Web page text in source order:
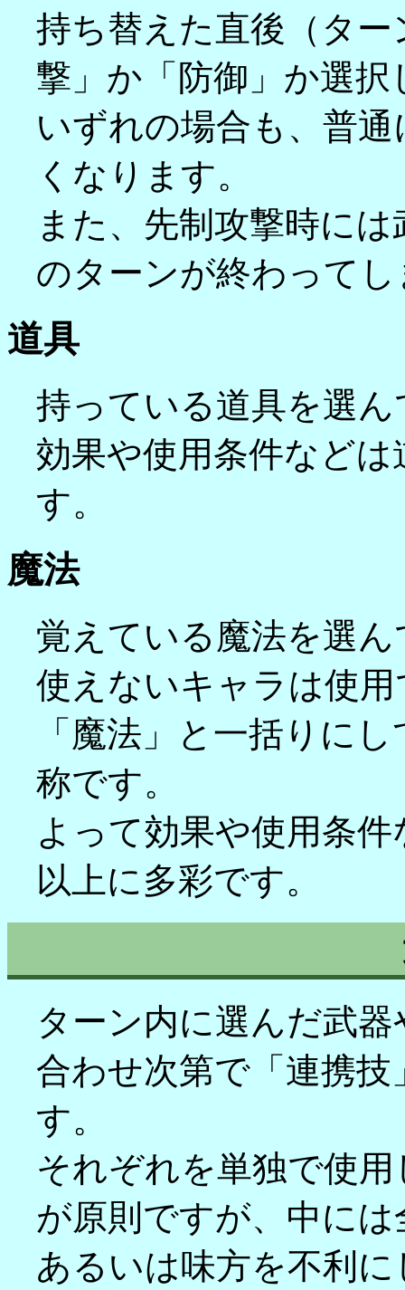
持ち替えた直後（タ
撃」か「防御」か選択
いずれの場合も、普
くなります。
また、先制攻撃時に
のターンが終わって
道具
持っている道具を選
効果や使用条件など
す。
魔法
覚えている魔法を選
使えないキャラは使
「魔法」と一括りに
称です。
よって効果や使用条
以上に多彩です。
ターン内に選んだ武
合わせ次第で「連携
す。
それぞれを単独で使
が原則ですが、中に
あるいは味方を不利